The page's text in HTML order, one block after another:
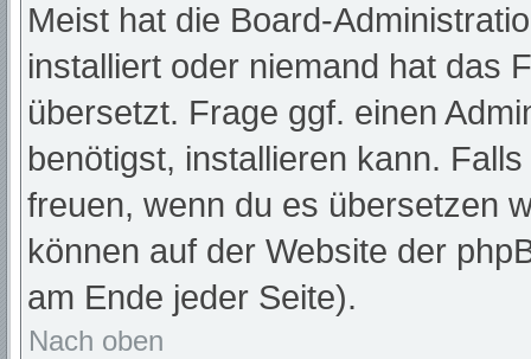
Meist hat die Board-
installiert oder niemand hat das
übersetzt. Frage ggf. einen
benötigst, installieren kann.
freuen, wenn du es übersetzen
können auf der Website der
am Ende jeder Seite).
Nach oben